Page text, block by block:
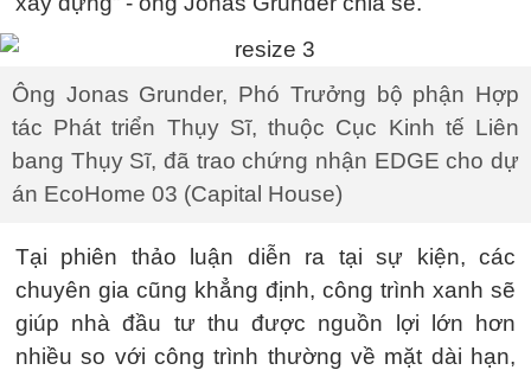
Ông Jonas Grunder, Phó Trưởng bộ phận Hợp
tác Phát triển Thụy Sĩ, thuộc Cục Kinh tế Liên
bang Thụy Sĩ, đã trao chứng nhận EDGE cho dự
án EcoHome 03 (Capital House)
Tại phiên thảo luận diễn ra tại sự kiện, các
chuyên gia cũng khẳng định, công trình xanh sẽ
giúp nhà đầu tư thu được nguồn lợi lớn hơn
nhiều so với công trình thường về mặt dài hạn,